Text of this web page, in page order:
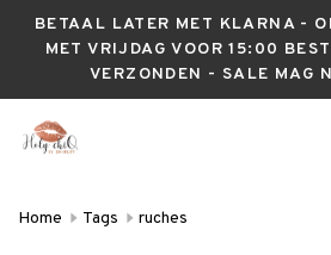
BETAAL LATER MET KLARNA -
MET VRIJDAG VOOR 15:00
VERZONDEN - SALE MAG
Home Tags ruches